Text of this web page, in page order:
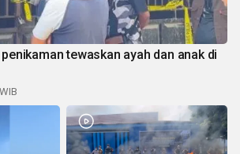
tewaskan ayah dan anak di